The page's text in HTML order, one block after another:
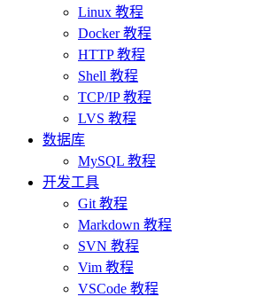
Linux 教程
Docker 教程
HTTP 教程
Shell 教程
TCP/IP 教程
LVS 教程
数据库
MySQL 教程
开发工具
Git 教程
Markdown 教程
SVN 教程
Vim 教程
VSCode 教程